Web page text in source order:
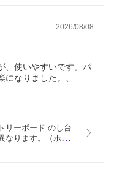
2026/08/08
、使いやすいです。パ
なりました。、
リーボード のし台
なります。（ホワ